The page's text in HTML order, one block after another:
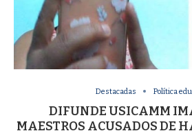
Destacadas Política
DIFUNDE USICAMM
MAESTROS ACUSADOS DE